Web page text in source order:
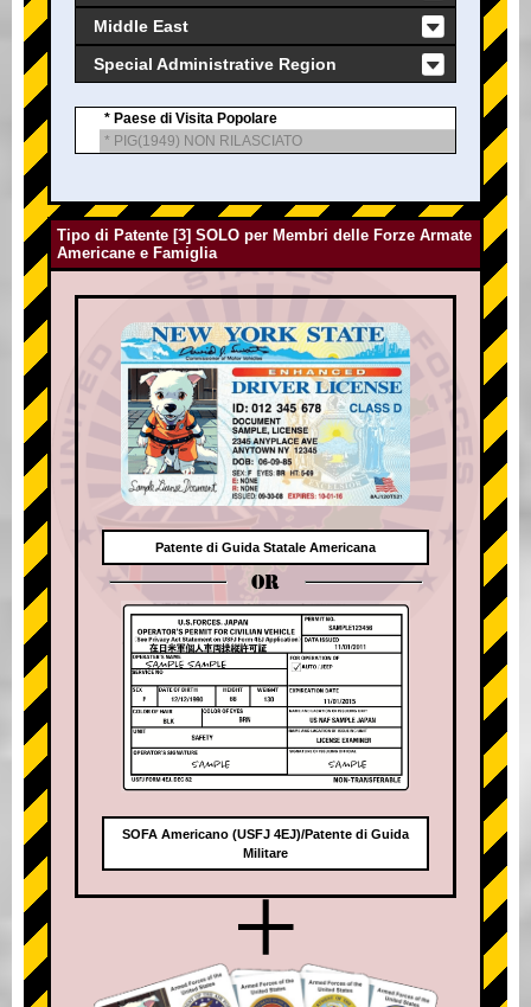
Middle East
Special Administrative Region
* Paese di Visita Popolare
* PIG(1949) NON RILASCIATO
Tipo di Patente [3] SOLO per Membri delle Forze Armate
Americane e Famiglia
Patente di Guida Statale Americana
OR
SOFA Americano (USFJ 4EJ)/Patente di Guida
Militare
+